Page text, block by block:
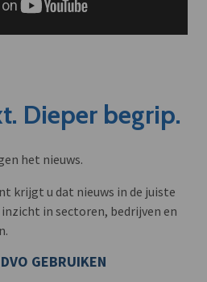
Dieper begrip.
het nieuws.
krijgt u dat nieuws in de juiste
in sectoren, bedrijven en
GEBRUIKEN